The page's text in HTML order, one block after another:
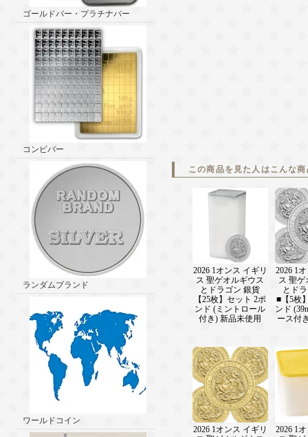
ゴールドバー・プラチナバー
コンビバー
ランダムブランド
ワールドコイン
この商品を見た人はこんな
2026 1オンス イギリ
ス 聖ゲオルギウス
とドラゴン 銀貨
【25枚】セット 2ポ
ンド (ミントロール
付き) 新品未使用
2026 1
ス 聖ゲ
とド
■【5枚
ンド
ース付
2026 1オンス イギリ
2026 1